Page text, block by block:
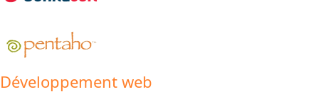
Développement web